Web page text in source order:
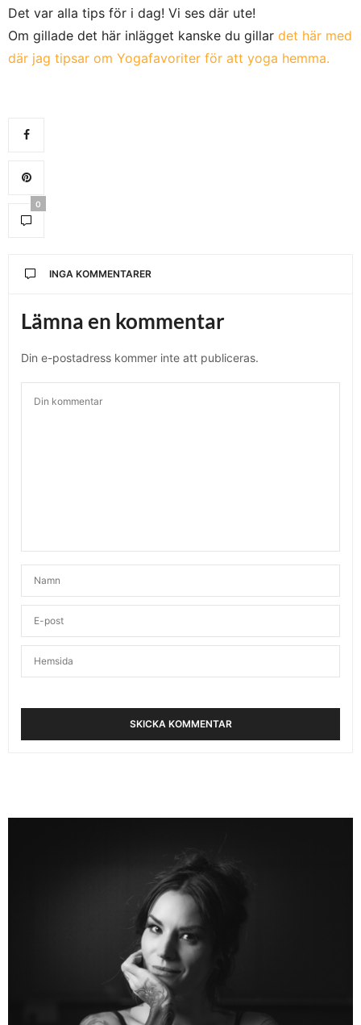
Det var alla tips för i dag! Vi ses där ute!
Om gillade det här inlägget kanske du gillar det här med
där jag tipsar om Yogafavoriter för att yoga hemma.
0
INGA KOMMENTARER
Lämna en kommentar
Din e-postadress kommer inte att publiceras.